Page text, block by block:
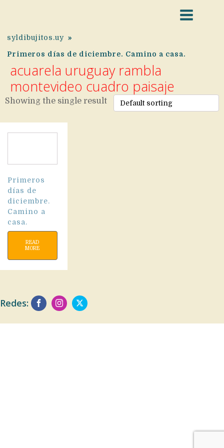
syldibujitos.uy »
Primeros días de diciembre. Camino a casa.
acuarela uruguay rambla
montevideo cuadro paisaje
Showing the single result
Primeros
días de
diciembre.
Camino a
casa.
READ
MORE
Redes: